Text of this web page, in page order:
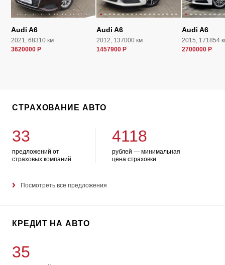
Audi A6
2021, 68310 км
3620000 Р
Audi A6
2012, 137000 км
1457900 Р
Audi A6
2015, 171854
2700000 Р
СТРАХОВАНИЕ АВТО
33
предложений от
страховых компаний
4118
рублей — минимальная
цена страховки
Посмотреть все предложения
КРЕДИТ НА АВТО
35